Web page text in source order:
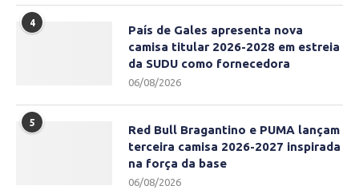
4
País de Gales apresenta nova
camisa titular 2026-2028 em estreia
da SUDU como fornecedora
06/08/2026
5
Red Bull Bragantino e PUMA lançam
terceira camisa 2026-2027 inspirada
na força da base
06/08/2026